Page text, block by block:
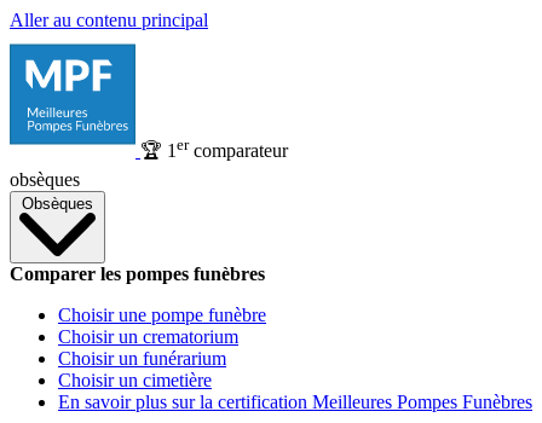
Aller au contenu principal
🏆 1 ercomparateur
obsèques
Obsèques
Comparer les pompes funèbres
Choisir une pompe funèbre
Choisir un crematorium
Choisir un funérarium
Choisir un cimetière
En savoir plus sur la certification Meilleures Pompes Funèbres